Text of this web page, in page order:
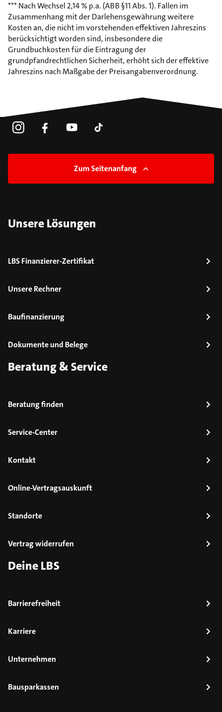
*** Nach Wechsel 2,14 % p.a. (ABB §11 Abs. 1). Fallen im
Zusammenhang mit der Darlehensgewährung weitere
Kosten an, die nicht im vorstehenden effektiven Jahreszins
berücksichtigt worden sind, insbesondere die
Grundbuchkosten für die Eintragung der
grundpfandrechtlichen Sicherheit, erhöht sich der effektive
Jahreszins nach Maßgabe der Preisangabenverordnung.
Zum Seitenanfang
Unsere Lösungen
LBS Finanzierer-Zertifikat
Unsere Rechner
Baufinanzierung
Dokumente und Belege
Beratung & Service
Beratung finden
Service-Center
Kontakt
Online-Vertragsauskunft
Standorte
Vertrag widerrufen
Deine LBS
Barrierefreiheit
Karriere
Unternehmen
Bausparkassen